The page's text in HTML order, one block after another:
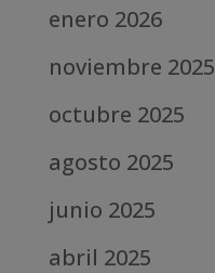
enero 2026
noviembre 2025
octubre 2025
agosto 2025
junio 2025
abril 2025